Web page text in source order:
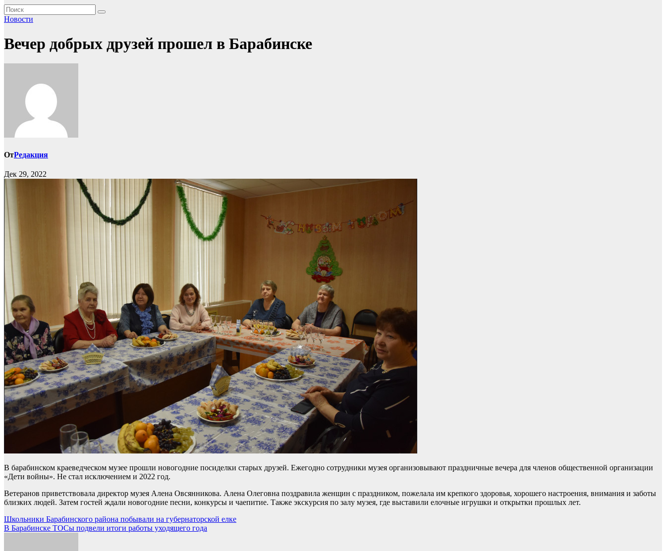
Новости
Вечер добрых друзей прошел в Барабинске
ОтРедакция
Дек 29, 2022
В барабинском краеведческом музее прошли новогодние посиделки старых друзей. Ежегодно сотрудники музея организовывают праздничные вечера для членов общественной организации
«Дети войны». Не стал исключением и 2022 год.
Ветеранов приветствовала директор музея Алена Овсянникова. Алена Олеговна поздравила женщин с праздником, пожелала им крепкого здоровья, хорошего настроения, внимания и заботы
близких людей. Затем гостей ждали новогодние песни, конкурсы и чаепитие. Также экскурсия по залу музея, где выставили елочные игрушки и открытки прошлых лет.
Навигация
по
Школьники Барабинского района побывали на губернаторской елке
В Барабинске ТОСы подвели итоги работы уходящего года